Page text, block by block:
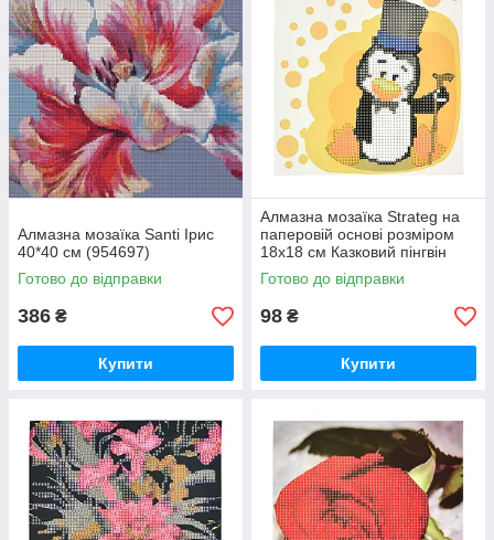
Алмазна мозаїка Santi Ірис
40*40 см (954697)
Готово до відправки
386 ₴
Купити
Алмазна мозаїка Strateg на
паперовій основі розміром
18х18 см Казковий пінгвін
(JUB14407)
Готово до відправки
98 ₴
Купити